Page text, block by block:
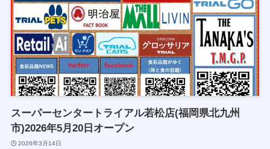
スーパーセンタートライアル若松店(福岡県北九州
市)2026年5月20日オープン
2026年3月14日